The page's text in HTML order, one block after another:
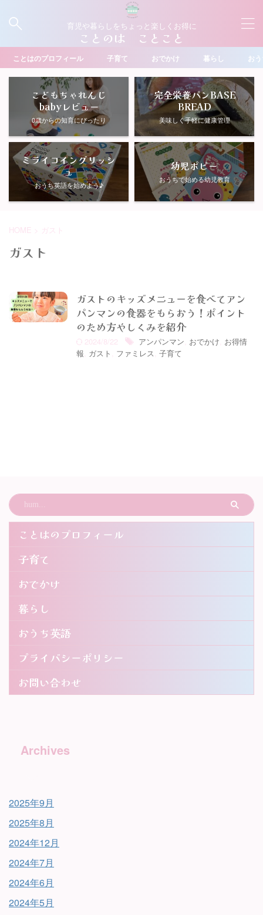
育児や暮らしをちょっと楽しくお得に
ことのは ことこと
ことはのプロフィール 子育て おでかけ 暮らし お
こどもちゃれんじ
babyレビュー
0歳からの知育にぴったり
完全栄養パンBASE
BREAD
美味しく手軽に健康管理
ミライコイングリッシ
ュ
おうち英語を始めよう♪
幼児ポピー
おうちで始める幼児教育
HOME > ガスト
ガスト
ガストのキッズメニューを食べてアン
パンマンの食器をもらおう！ポイント
のため方やしくみを紹介
2024/8/22 アンパンマン, おでかけ, お得情
報, ガスト , ファミレス, 子育て
ことはのプロフィール
子育て
おでかけ
暮らし
おうち英語
プライバシーポリシー
お問い合わせ
Archives
2025年9月
2025年8月
2024年12月
2024年7月
2024年6月
2024年5月